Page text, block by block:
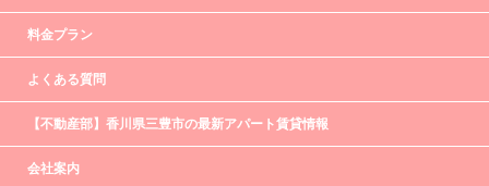
料金プラン
よくある質問
【不動産部】香川県三豊市の最新アパート賃貸情報
会社案内